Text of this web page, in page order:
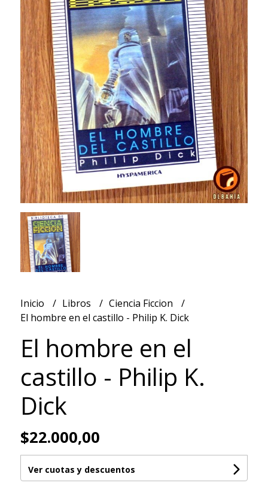
Inicio Libros
Ciencia Ficcion
El hombre en el castillo - Philip K. Dick
El hombre en el
castillo - Philip K.
Dick
$22.000,00
Ver cuotas y descuentos